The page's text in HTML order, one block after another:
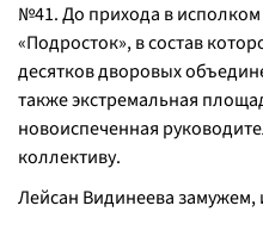
№41. До прихода в
«Подросток», в состав
десятков дворовых
также экстремальная
новоиспеченная
коллективу.
Лейсан Видинеева замужем,